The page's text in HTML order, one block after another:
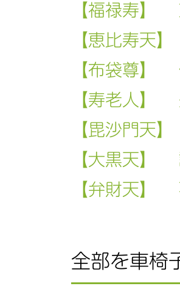
【福禄寿】
【恵比寿天
【布袋尊】
【寿老人】
【毘沙門天
【大黒天】
【弁財天】
全部を車椅